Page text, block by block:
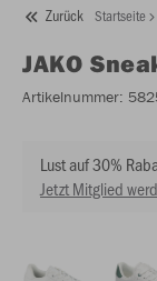
Zurück Startseite
JAKO
Artikelnummer:
Lust auf 30%
Jetzt Mitglied